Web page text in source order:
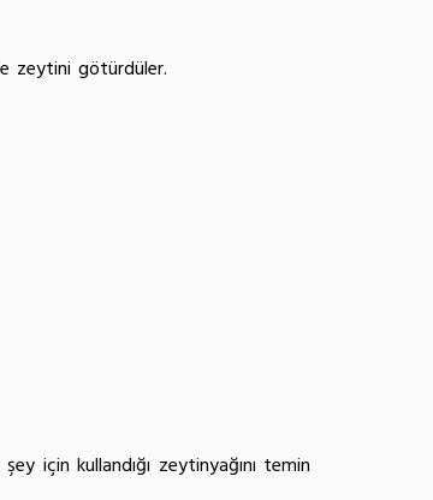
zeytini götürdüler.
için kullandığı zeytinyağını temin